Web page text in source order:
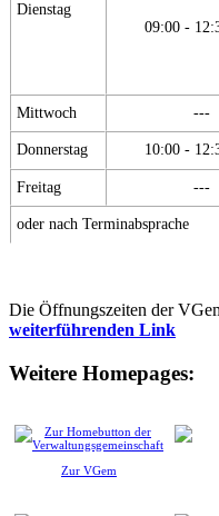
Dienstag
09:00 -
Mittwoch ---
Donnerstag 10:00 -
Freitag ---
oder nach Terminabsprache
Die Öffnungszeiten der
weiterführenden Link
Weitere Homepages:
Zur VGem